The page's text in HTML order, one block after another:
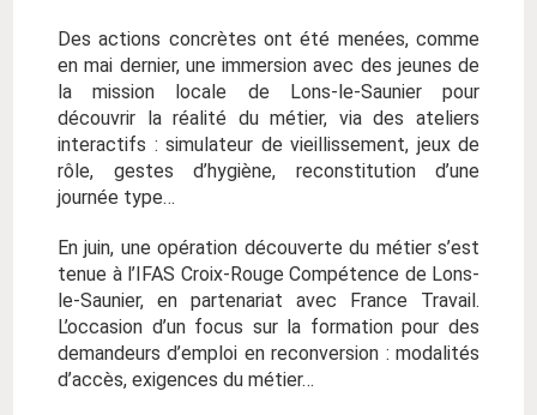
Des actions concrètes ont été menées, comme
en mai dernier, une immersion avec des jeunes de
la mission locale de Lons-le-Saunier pour
découvrir la réalité du métier, via des ateliers
interactifs : simulateur de vieillissement, jeux de
rôle, gestes d’hygiène, reconstitution d’une
journée type…
En juin, une opération découverte du métier s’est
tenue à l’IFAS Croix-Rouge Compétence de Lons-
le-Saunier, en partenariat avec France Travail.
L’occasion d’un focus sur la formation pour des
demandeurs d’emploi en reconversion : modalités
d’accès, exigences du métier…